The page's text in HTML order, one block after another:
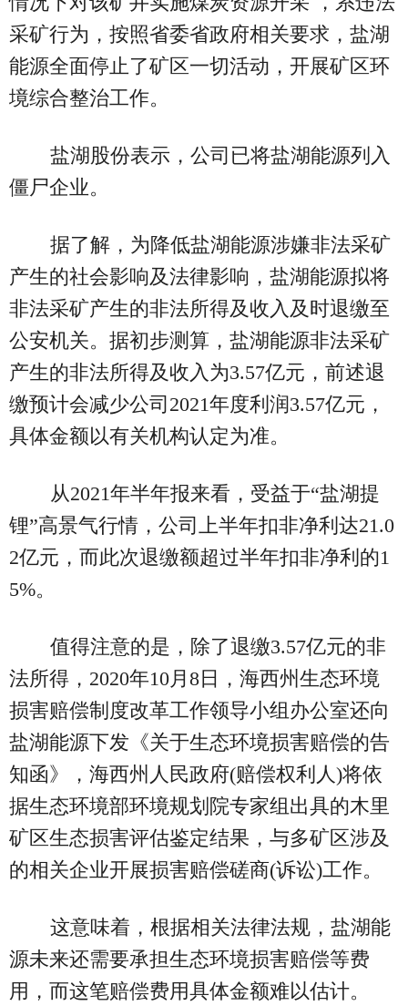
采矿行为，按照省委省政府相关要求，盐湖
能源全面停止了矿区一切活动，开展矿区环
境综合整治工作。
盐湖股份表示，公司已将盐湖能源列入
僵尸企业。
据了解，为降低盐湖能源涉嫌非法采矿
产生的社会影响及法律影响，盐湖能源拟将
非法采矿产生的非法所得及收入及时退缴至
公安机关。据初步测算，盐湖能源非法采矿
产生的非法所得及收入为3.57亿元，前述退
缴预计会减少公司2021年度利润3.57亿元，
具体金额以有关机构认定为准。
从2021年半年报来看，受益于“盐湖提
锂”高景气行情，公司上半年扣非净利达21.0
2亿元，而此次退缴额超过半年扣非净利的1
5%。
值得注意的是，除了退缴3.57亿元的非
法所得，2020年10月8日，海西州生态环境
损害赔偿制度改革工作领导小组办公室还向
盐湖能源下发《关于生态环境损害赔偿的告
知函》，海西州人民政府(赔偿权利人)将依
据生态环境部环境规划院专家组出具的木里
矿区生态损害评估鉴定结果，与多矿区涉及
的相关企业开展损害赔偿磋商(诉讼)工作。
这意味着，根据相关法律法规，盐湖能
源未来还需要承担生态环境损害赔偿等费
用，而这笔赔偿费用具体金额难以估计。